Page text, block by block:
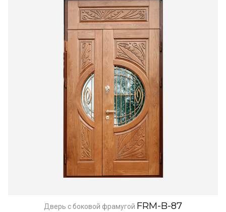
Дверь с боковой фрамугой FRM-B-87